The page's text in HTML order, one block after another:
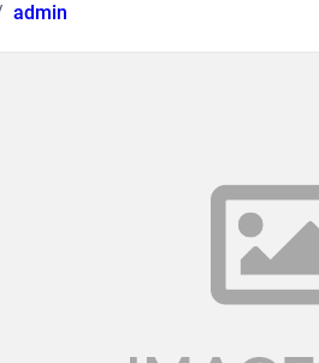
admin